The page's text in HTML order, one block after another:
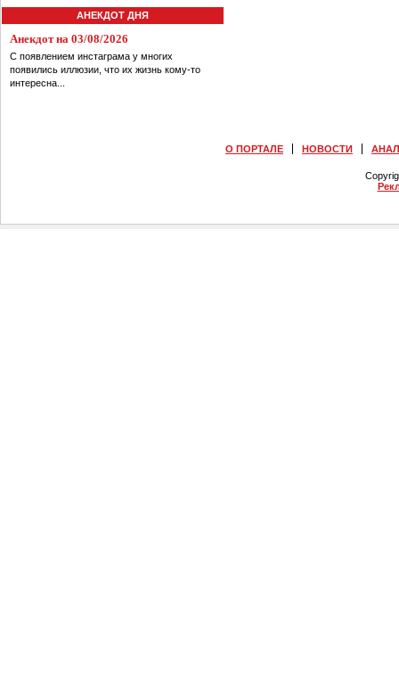
АНЕКДОТ ДНЯ
Анекдот на 03/08/2026
С появлением инстаграма у многих
появились иллюзии, что их жизнь кому-то
интересна...
О ПОРТАЛЕ НОВОСТИ